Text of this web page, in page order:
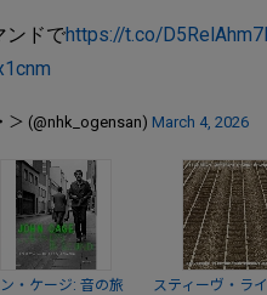
ンドでhttps://t.co/
＞ (@nhk_ogensan) March 4, 2026
・ケージ: 音の旅
スティーヴ・ラ